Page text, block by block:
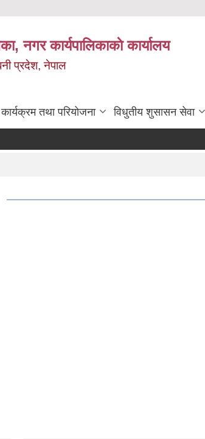
नगर कार्यपालिकाकाे कार्यालय
प्रदेश, नेपाल
कार्यक्रम तथा परियोजना विधुतीय शुसासन सेवा